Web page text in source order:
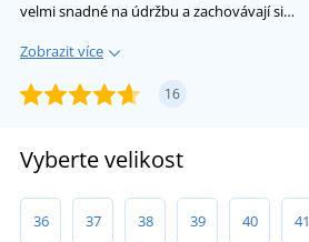
velmi snadné na údržbu a zachovávají si…
Zobrazit více
16
Vyberte velikost
36 37 38 39 40 41